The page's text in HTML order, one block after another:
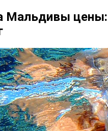
Мальдивы цены: